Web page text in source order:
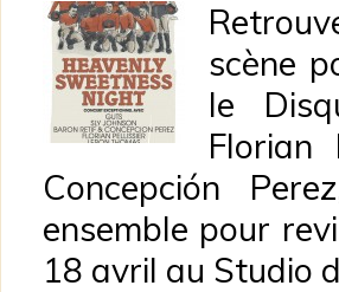
scène
le
Florian
Concepción
ensemble pour
18 avril au Studio